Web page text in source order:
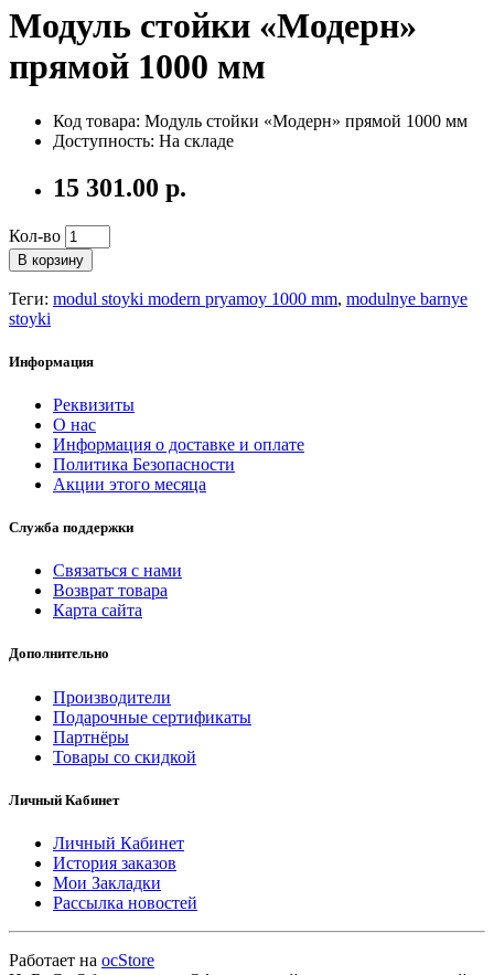
Модуль стойки «Модерн»
прямой 1000 мм
Код товара: Модуль стойки «Модерн» прямой 1000 мм
Доступность: На складе
15 301.00 р.
Кол-во
В корзину
Теги: modul stoyki modern pryamoy 1000 mm, modulnye barnye
stoyki
Информация
Реквизиты
О нас
Информация о доставке и оплате
Политика Безопасности
Акции этого месяца
Служба поддержки
Связаться с нами
Возврат товара
Карта сайта
Дополнительно
Производители
Подарочные сертификаты
Партнёры
Товары со скидкой
Личный Кабинет
Личный Кабинет
История заказов
Мои Закладки
Рассылка новостей
Работает на ocStore